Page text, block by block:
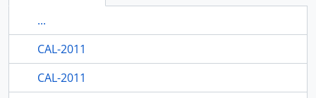
...
CAL-2011
CAL-2011